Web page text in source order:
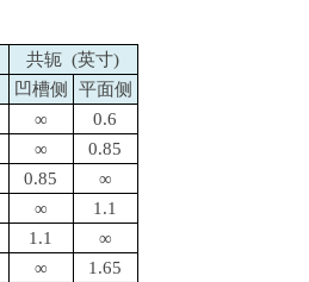
共轭 (英寸)
凹槽侧
平面侧
∞
0.6
∞
0.85
0.85
∞
∞
1.1
1.1
∞
∞
1.65